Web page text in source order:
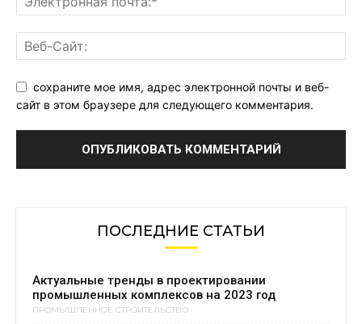
сохраните мое имя, адрес электронной почты и веб-
сайт в этом браузере для следующего комментария.
ПОСЛЕДНИЕ СТАТЬИ
Актуальные тренды в проектировании
промышленных комплексов на 2023 год
ПРОМЫШЛЕННОЕ СТРОИТЕЛЬСТВО